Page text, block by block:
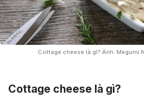
Cottage cheese là gì? Ảnh: Megumi
Cottage cheese là gì?